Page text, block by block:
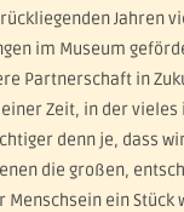
Jahren
im Museum
Partnerschaft in
Zeit, in der vieles
denn je, dass
die großen,
Menschsein ein Stück